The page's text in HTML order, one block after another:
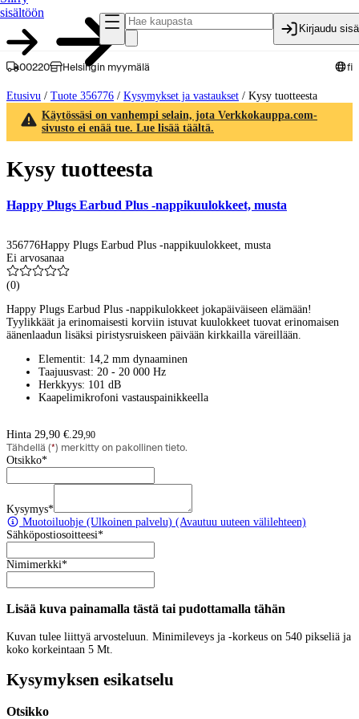
sisältöön
Kirjaudu
00220 Helsingin myymälä fi
Etusivu / Tuote 356776 / Kysymykset ja vastaukset / Kysy tuotteesta
Käytössäsi on vanhempi selain, jota Verkkokauppa.com-
sivusto ei enää tue. Lue lisää täältä.
Kysy tuotteesta
Happy Plugs Earbud Plus -nappikuulokkeet, musta
356776Happy Plugs Earbud Plus -nappikuulokkeet, musta
Ei arvosanaa
(0)
Happy Plugs Earbud Plus -nappikulokkeet jokapäiväiseen elämään!
Tyylikkäät ja erinomaisesti korviin istuvat kuulokkeet tuovat erinomaisen
äänenlaadun lisäksi piristysruiskeen päivään kirkkailla väreillään.
Elementit: 14,2 mm dynaaminen
Taajuusvast: 20 - 20 000 Hz
Herkkyys: 101 dB
Kaapelimikrofoni vastauspainikkeella
Hinta 29,90 €. 29,90
Tähdellä (*) merkitty on pakollinen tieto.
Otsikko*
Kysymys*
Muotoiluohje (Ulkoinen palvelu) (Avautuu uuteen välilehteen)
Sähköpostiosoitteesi*
Nimimerkki*
Lisää kuva painamalla tästä tai pudottamalla tähän
Kuvan tulee liittyä arvosteluun. Minimileveys ja -korkeus on 540 pikseliä ja
koko korkeintaan 5 Mt.
Kysymyksen esikatselu
Otsikko